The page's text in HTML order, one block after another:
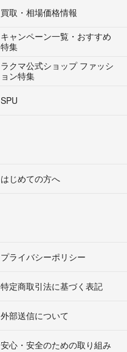
買取・相場価格情報
キャンペーン一覧・おすすめ
特集
ラクマ公式ショップ ファッシ
ョン特集
SPU
はじめての方へ
プライバシーポリシー
特定商取引法に基づく表記
外部送信について
安心・安全のための取り組み